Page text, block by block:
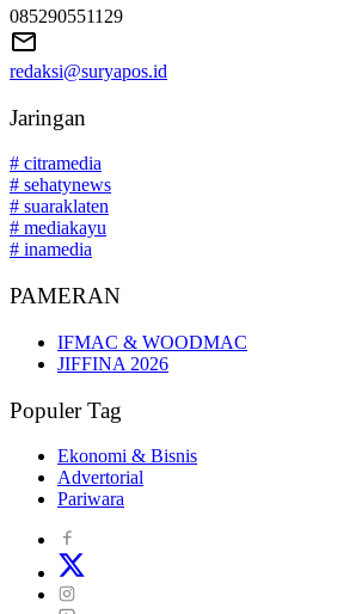
085290551129
redaksi@suryapos.id
Jaringan
# citramedia
# sehatynews
# suaraklaten
# mediakayu
# inamedia
PAMERAN
IFMAC & WOODMAC
JIFFINA 2026
Populer Tag
Ekonomi & Bisnis
Advertorial
Pariwara